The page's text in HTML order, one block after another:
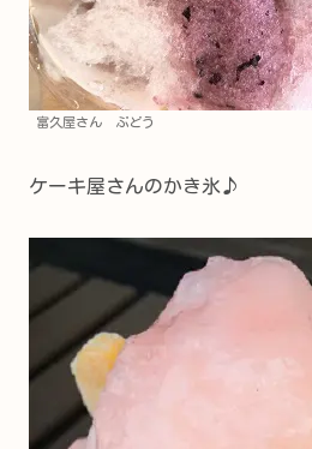
富久屋さん ぶどう
ケーキ屋さんのかき氷♪